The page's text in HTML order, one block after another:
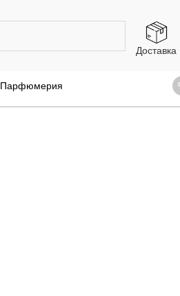
Доставка
Парфюмерия